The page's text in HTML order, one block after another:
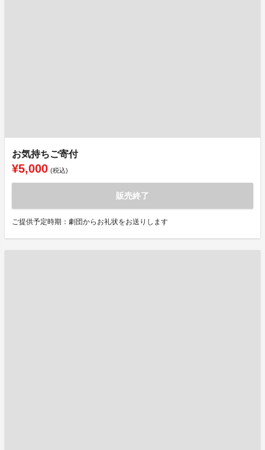
お気持ちご寄付
¥5,000 (税込)
販売終了
ご提供予定時期：劇団からお礼状をお送りします